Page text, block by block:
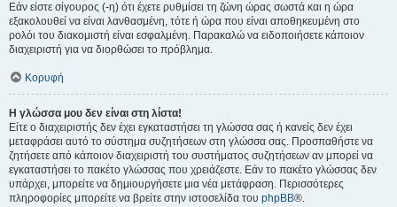
Εάν είστε σίγουρος (-η) ότι έχετε ρυθμίσει τη ζώνη ώρας σωστά και η ώρα
εξακολουθεί να είναι λανθασμένη, τότε ή ώρα που είναι αποθηκευμένη στο
ρολόι του διακομιστή είναι εσφαλμένη. Παρακαλώ να ειδοποιήσετε κάποιον
διαχειριστή για να διορθώσει το πρόβλημα.
Κορυφή
Η γλώσσα μου δεν είναι στη λίστα!
Είτε ο διαχειριστής δεν έχει εγκαταστήσει τη γλώσσα σας ή κανείς δεν έχει
μεταφράσει αυτό το σύστημα συζητήσεων στη γλώσσα σας. Προσπαθήστε να
ζητήσετε από κάποιον διαχειριστή του συστήματος συζητήσεων αν μπορεί να
εγκαταστήσει το πακέτο γλώσσας που χρειάζεστε. Εάν το πακέτο γλώσσας δεν
υπάρχει, μπορείτε να δημιουργήσετε μια νέα μετάφραση. Περισσότερες
πληροφορίες μπορείτε να βρείτε στην ιστοσελίδα του phpBB®.